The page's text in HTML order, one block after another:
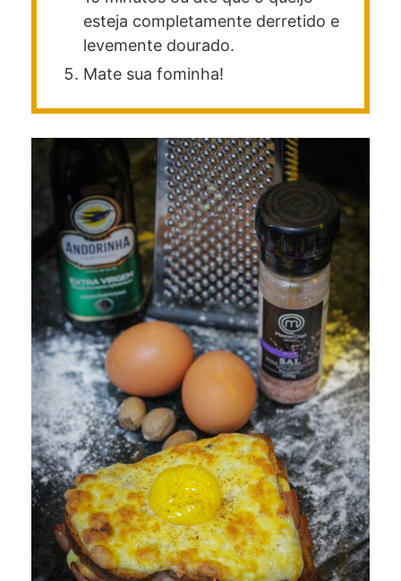
esteja completamente derretido e
levemente dourado.
Mate sua fominha!